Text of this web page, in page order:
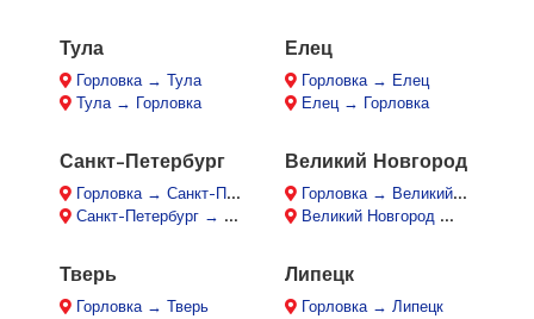
Тула
Горловка → Тула
Тула → Горловка
Елец
Горловка → Елец
Елец → Горловка
Санкт-Петербург
Горловка → Санкт-Петербург
Санкт-Петербург → Горловка
Великий Новгород
Горловка → Великий Новгород
Великий Новгород → Горловка
Тверь
Горловка → Тверь
Липецк
Горловка → Липецк